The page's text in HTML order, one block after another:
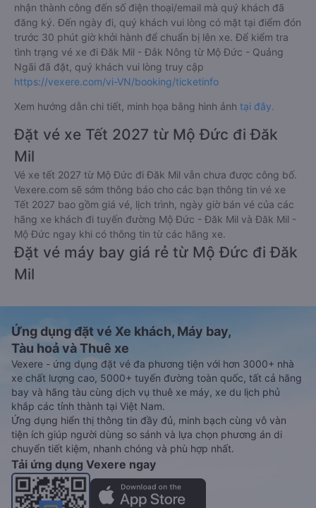
nhận thành công đến số điện thoại/email mà quý khách đã
đăng ký. Đến ngày đi, quý khách vui lòng có mặt tại điểm đón
trước 30 phút giờ khởi hành để chuẩn bị lên xe. Để kiểm tra
tình trạng vé xe đi Đăk Mil - Đắk Nông từ Mộ Đức - Quảng
Ngãi đã đặt, quý khách vui lòng truy cập
https://vexere.com/vi-VN/booking/ticketinfo
Xem hướng dẫn chi tiết, minh họa bằng hình ảnh tại đây.
Đặt vé xe Tết 2027 từ Mộ Đức đi Đăk
Mil
Vé xe tết 2027 từ Mộ Đức đi Đăk Mil vẫn chưa được công bố.
Vexere.com sẽ sớm thông báo cho các bạn thông tin vé xe
Tết 2027 bao gồm giá vé, lịch trình, ngày giờ bán vé của các
hãng xe khách đi tuyến đường Mộ Đức - Đăk Mil và Đăk Mil -
Mộ Đức ngay khi có thông tin từ các hãng xe.
Đặt vé máy bay giá rẻ từ Mộ Đức đi Đăk
Mil
Ứng dụng đặt vé Xe khách, Máy bay,
Tàu hoả và Thuê xe
Vexere - ứng dụng đặt vé đa phương tiện với hơn 3000+ nhà
xe chất lượng cao, 5000+ tuyến đường toàn quốc, tất cả hãng
bay và hãng tàu cùng dịch vụ thuê xe máy, xe du lịch phủ
khắp các tỉnh thành tại Việt Nam.
Ứng dụng hiển thị thông tin đầy đủ, minh bạch cùng vô vàn
tiện ích giúp người dùng so sánh và lựa chọn phương án di
chuyển tiết kiệm, nhanh chóng và phù hợp nhất.
Tải ứng dụng Vexere ngay